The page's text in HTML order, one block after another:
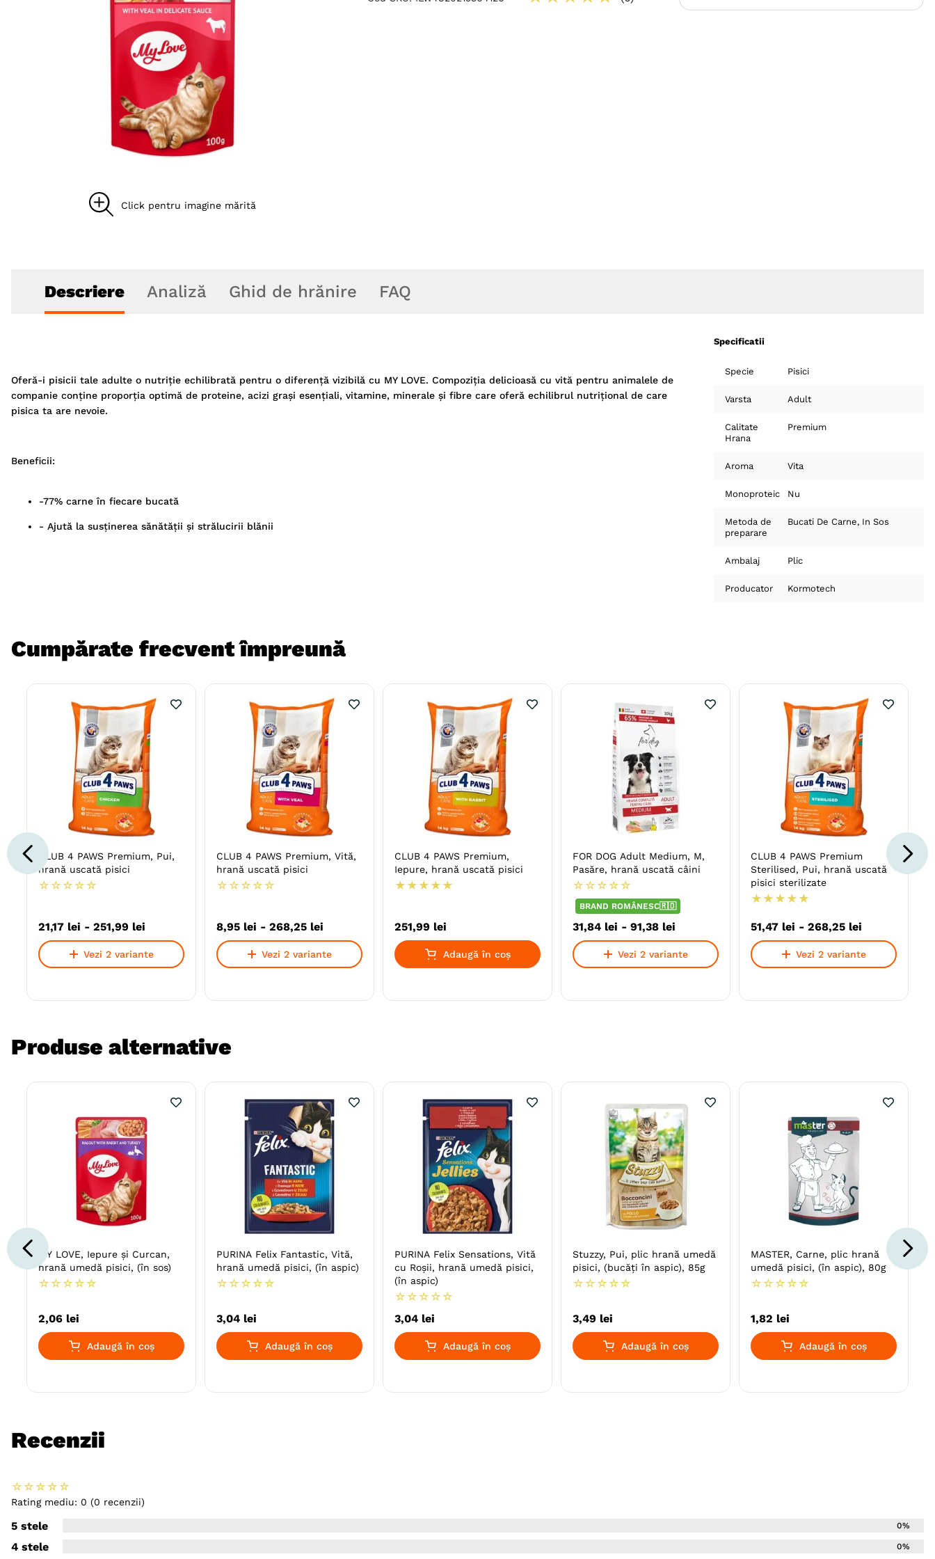
acana
recompense caini
10.
Descriere Analiză Ghid de hrănire FAQ
Oferă-i pisicii tale adulte o nutriție echilibrată pentru o diferență vizibilă cu MY LOVE. Compoziția delicioasă cu vită pentru animalele de
companie conține proporția optimă de proteine, acizi grași esențiali, vitamine, minerale și fibre care oferă echilibrul nutrițional de care
pisica ta are nevoie.
Beneficii:
-77% carne în fiecare bucată
- Ajută la susținerea sănătății și strălucirii blănii
Specificatii
Specie Pisici
Varsta Adult
Calitate
Hrana
Premium
Aroma Vita
Monoproteic Nu
Metoda de
preparare
Bucati De Carne In Sos
Ambalaj Plic
Producator Kormotech
Cumpărate frecvent împreună
CLUB 4 PAWS Premium, Pui,
hrană uscată pisici
☆ ☆ ☆ ☆ ☆
21,17 lei - 251,99 lei
Vezi 2 variante
CLUB 4 PAWS Premium, Vită,
hrană uscată pisici
☆ ☆ ☆ ☆ ☆
8,95 lei - 268,25 lei
Vezi 2 variante
CLUB 4 PAWS Premium,
Iepure, hrană uscată pisici
★ ★ ★ ★ ★
251,99 lei
Adaugă în coș
FOR DOG Adult Medium, M,
Pasăre, hrană uscată câini
☆ ☆ ☆ ☆ ☆
BRAND ROMÂNESC🇷🇴
31,84 lei - 91,38 lei
Vezi 2 variante
CLUB 4 PAWS Premium
Sterilised, Pui, hrană uscată
pisici sterilizate
★ ★ ★ ★ ★
51,47 lei - 268,25 lei
Vezi 2 variante
Produse alternative
MY LOVE, Iepure și Curcan,
hrană umedă pisici, (în sos)
☆ ☆ ☆ ☆ ☆
2,06 lei
Adaugă în coș
PURINA Felix Fantastic, Vită,
hrană umedă pisici, (în aspic)
☆ ☆ ☆ ☆ ☆
3,04 lei
Adaugă în coș
PURINA Felix Sensations, Vită
cu Roșii, hrană umedă pisici,
(în aspic)
☆ ☆ ☆ ☆ ☆
3,04 lei
Adaugă în coș
Stuzzy, Pui, plic hrană umedă
pisici, (bucăți în aspic), 85g
☆ ☆ ☆ ☆ ☆
3,49 lei
Adaugă în coș
MASTER, Carne, plic hrană
umedă pisici, (în aspic), 80g
☆ ☆ ☆ ☆ ☆
1,82 lei
Adaugă în coș
Recenzii
☆ ☆ ☆ ☆ ☆
Rating mediu: 0 (0 recenzii)
5 stele 0%
4 stele 0%